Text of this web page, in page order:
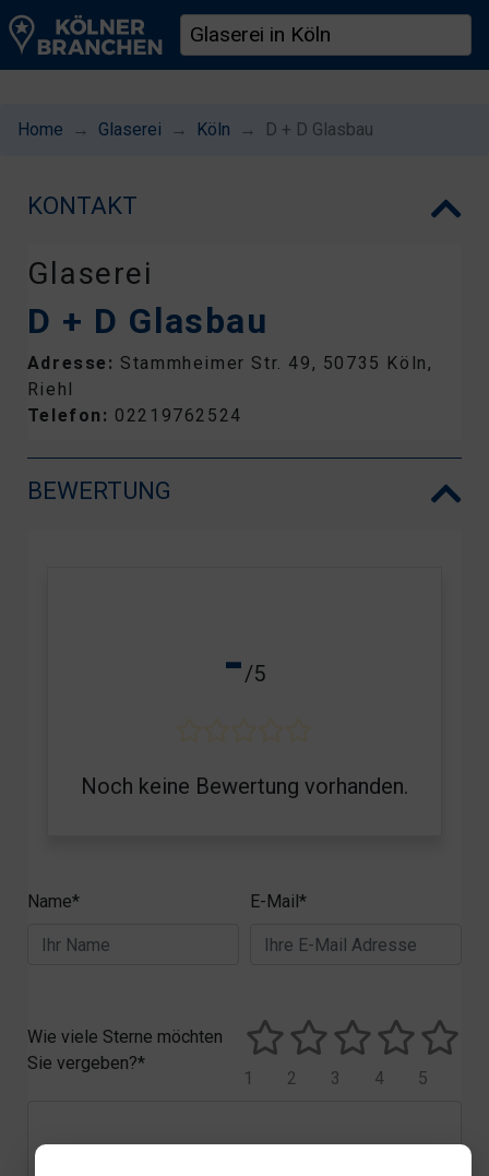
Home Glaserei Köln D + D Glasbau
KONTAKT
Glaserei
D + D Glasbau
Adresse: Stammheimer Str. 49, 50735 Köln,
Riehl
Telefon: 02219762524
BEWERTUNG
-/5
Noch keine Bewertung vorhanden.
Name* E-Mail*
Wie viele Sterne möchten
Sie vergeben?*
5
4
3
2
1